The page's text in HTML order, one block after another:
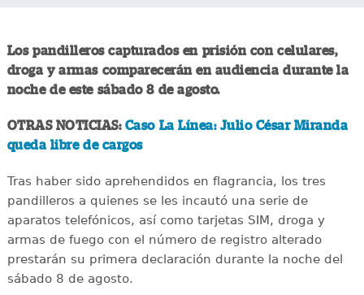
Los pandilleros capturados en prisión con celulares,
droga y armas comparecerán en audiencia durante la
noche de este sábado 8 de agosto.
OTRAS NOTICIAS: Caso La Línea: Julio César Miranda
queda libre de cargos
Tras haber sido aprehendidos en flagrancia, los tres
pandilleros a quienes se les incautó una serie de
aparatos telefónicos, así como tarjetas SIM, droga y
armas de fuego con el número de registro alterado
prestarán su primera declaración durante la noche del
sábado 8 de agosto.